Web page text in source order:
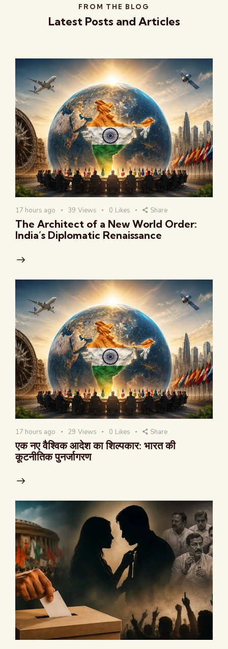
FROM THE BLOG
Latest Posts and Articles
17 hours ago 39 Views 0 Likes Share
The Architect of a New World Order:
India’s Diplomatic Renaissance
17 hours ago 29 Views 0 Likes Share
एक नए वैश्विक आदेश का शिल्पकार: भारत की
कूटनीतिक पुनर्जागरण